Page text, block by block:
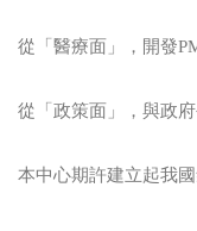
從「醫療面」，開發
從「政策面」，與政
本中心期許建立起我